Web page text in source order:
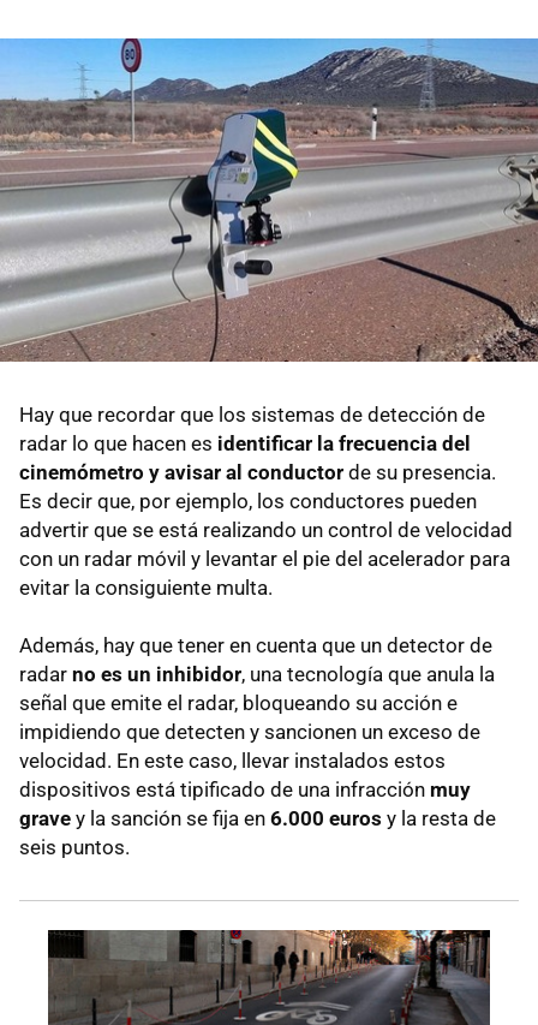
Hay que recordar que los sistemas de detección de
radar lo que hacen es identificar la frecuencia del
cinemómetro y avisar al conductor de su presencia.
Es decir que, por ejemplo, los conductores pueden
advertir que se está realizando un control de velocidad
con un radar móvil y levantar el pie del acelerador para
evitar la consiguiente multa.
Además, hay que tener en cuenta que un detector de
radar no es un inhibidor, una tecnología que anula la
señal que emite el radar, bloqueando su acción e
impidiendo que detecten y sancionen un exceso de
velocidad. En este caso, llevar instalados estos
dispositivos está tipificado de una infracción muy
grave y la sanción se fija en 6.000 euros y la resta de
seis puntos.